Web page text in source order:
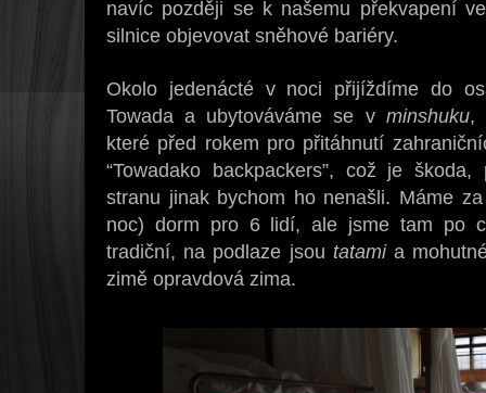
navíc později se k našemu překvapení
silnice objevovat sněhové bariéry.
Okolo jedenácté v noci přijíždíme do
Towada a ubytováváme se v minshuku,
které před rokem pro přitáhnutí
“Towadako backpackers”, což je
stranu jinak bychom ho nenašli. Máme
noc) dorm pro 6 lidí, ale jsme tam po
tradiční, na podlaze jsou tatamia
zimě opravdová zima.